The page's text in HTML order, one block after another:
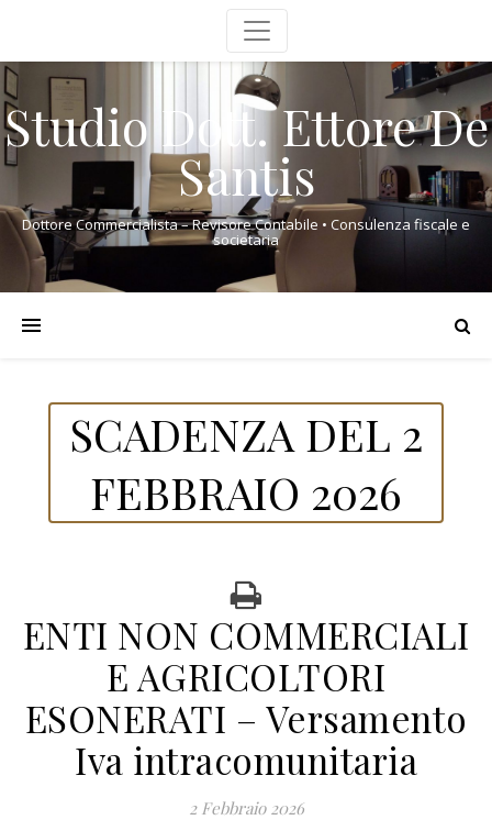
Studio Dott. Ettore De
Santis
Dottore Commercialista – Revisore Contabile • Consulenza fiscale e
societaria
SCADENZA DEL 2
FEBBRAIO 2026
ENTI NON COMMERCIALI
E AGRICOLTORI
ESONERATI – Versamento
Iva intracomunitaria
2 Febbraio 2026